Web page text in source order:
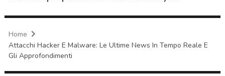
Home
Attacchi Hacker E Malware: Le Ultime News In Tempo Reale E
Gli Approfondimenti